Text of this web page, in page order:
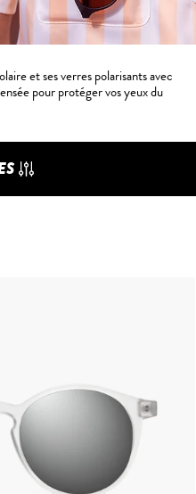
et ses verres polarisants avec
pour protéger vos yeux du